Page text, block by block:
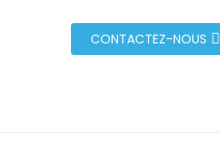
CONTACTEZ-NOUS